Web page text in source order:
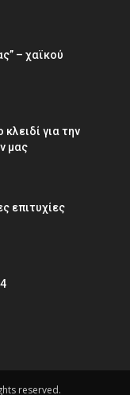
– χαϊκού
για την
µας
επιτυχίες
reserved.